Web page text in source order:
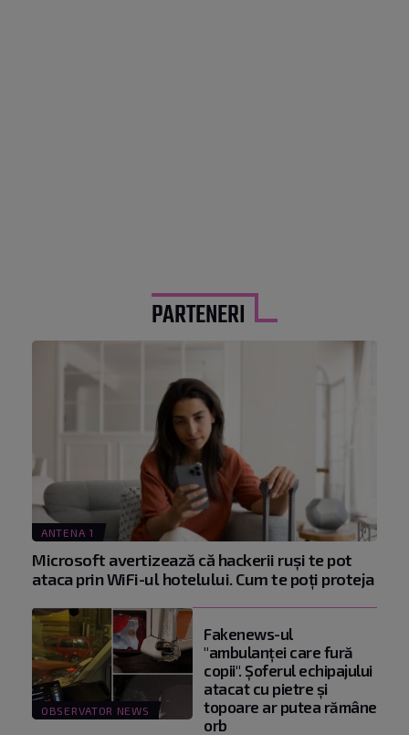
PARTENERI
ANTENA 1
Microsoft avertizează că hackerii ruși te pot
ataca prin WiFi-ul hotelului. Cum te poți proteja
OBSERVATOR NEWS
Fakenews-ul
"ambulanţei care fură
copii". Şoferul echipajului
atacat cu pietre şi
topoare ar putea rămâne
orb